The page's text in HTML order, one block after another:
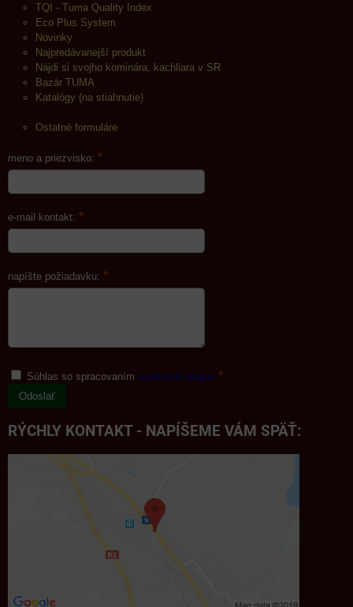
TQI - Tuma Quality Index
Eco Plus System
Novinky
Najpredávanejší produkt
Nájdi si svojho kominára, kachliara v SR
Bazár TUMA
Katalógy (na stiahnutie)
Ostatné formuláre
meno a priezvisko: *
e-mail kontakt: *
napíšte požiadavku: *
Súhlas so spracovaním osobných údajov *
Odoslať
RÝCHLY KONTAKT - NAPÍŠEME VÁM SPÄŤ: